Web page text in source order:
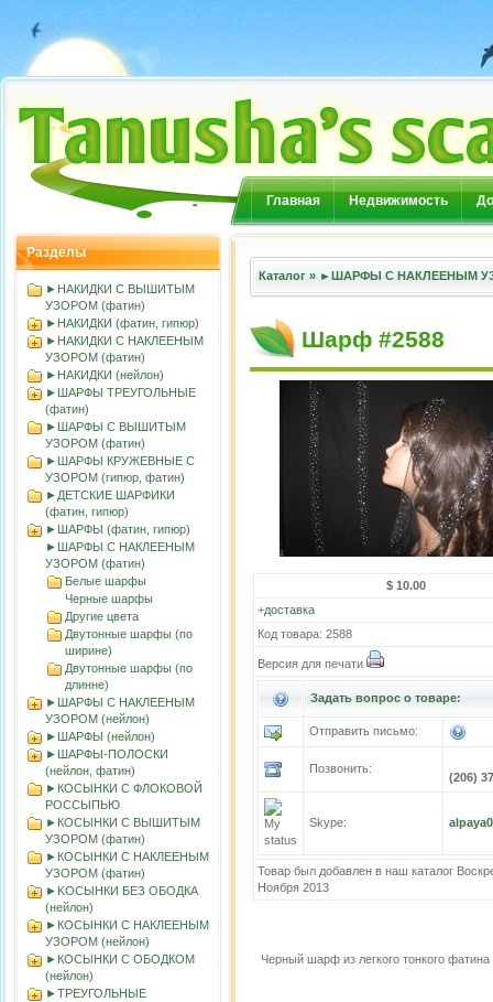
Главная Недвижимость
Разделы
►НАКИДКИ С ВЫШИТЫМ
УЗОРОМ (фатин)
►НАКИДКИ (фатин, гипюр)
►НАКИДКИ С НАКЛЕЕНЫМ
УЗОРОМ (фатин)
►НАКИДКИ (нейлон)
►ШАРФЫ ТРЕУГОЛЬНЫЕ
(фатин)
►ШАРФЫ С ВЫШИТЫМ
УЗОРОМ (фатин)
►ШАРФЫ КРУЖЕВНЫЕ С
УЗОРОМ (гипюр, фатин)
►ДЕТСКИЕ ШАРФИКИ
(фатин, гипюр)
►ШАРФЫ (фатин, гипюр)
►ШАРФЫ С НАКЛЕЕНЫМ
УЗОРОМ (фатин)
Белые шарфы
Черные шарфы
Другие цвета
Двутонные шарфы (по
ширине)
Двутонные шарфы (по
длинне)
►ШАРФЫ С НАКЛЕЕНЫМ
УЗОРОМ (нейлон)
►ШАРФЫ (нейлон)
►ШАРФЫ-ПОЛОСКИ
(нейлон, фатин)
►КОСЫНКИ С ФЛОКОВОЙ
РОССЫПЬЮ
►КОСЫНКИ С ВЫШИТЫМ
УЗОРОМ (фатин)
►КОСЫНКИ С НАКЛЕЕНЫМ
УЗОРОМ (фатин)
►KOСЫНКИ БЕЗ ОБОДКА
(нейлон)
►КОСЫНКИ С НАКЛЕЕНЫМ
УЗОРОМ (нейлон)
►КОСЫНКИ С ОБОДКОМ
(нейлон)
►ТРЕУГОЛЬНЫЕ
Каталог » ►ШАРФЫ С НАКЛЕЕНЫМ
Шарф #2588
$ 10.00
+доставка
Код товара: 2588
Версия для печати
Задать вопрос о товаре:
Отправить письмо:
Позвонить:
(206)
Skype:
Товар был добавлен в наш каталог
Ноября 2013
Черный шарф из легкого тонкого